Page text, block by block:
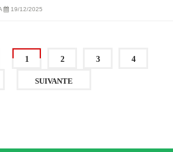
19/12/2025
1 2 3 4
SUIVANTE